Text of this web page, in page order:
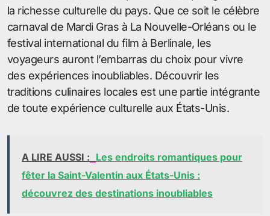
la richesse culturelle du pays. Que ce soit le célèbre
carnaval de Mardi Gras à La Nouvelle-Orléans ou le
festival international du film à Berlinale, les
voyageurs auront l’embarras du choix pour vivre
des expériences inoubliables. Découvrir les
traditions culinaires locales est une partie intégrante
de toute expérience culturelle aux États-Unis.
A LIRE AUSSI : Les endroits romantiques pour
fêter la Saint-Valentin aux États-Unis :
découvrez des destinations inoubliables